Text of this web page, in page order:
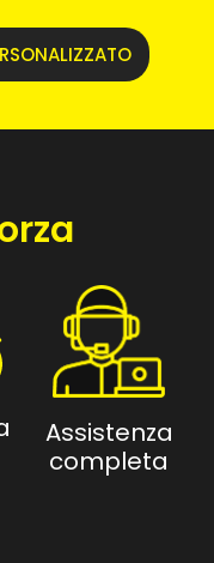
Assistenza
completa